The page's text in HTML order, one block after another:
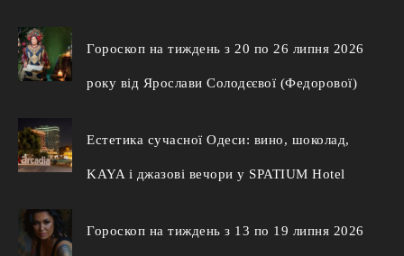
Гороскоп на тиждень з 20 по 26 липня 2026
року від Ярослави Солодєєвої (Федорової)
Естетика сучасної Одеси: вино, шоколад,
KAYA і джазові вечори у SPATIUM Hotel
Гороскоп на тиждень з 13 по 19 липня 2026